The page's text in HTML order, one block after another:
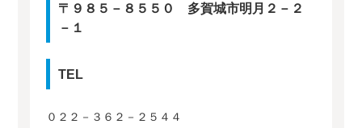
〒９８５－８５５０ 多賀城市明月２－２
－１
TEL
０２２－３６２－２５４４